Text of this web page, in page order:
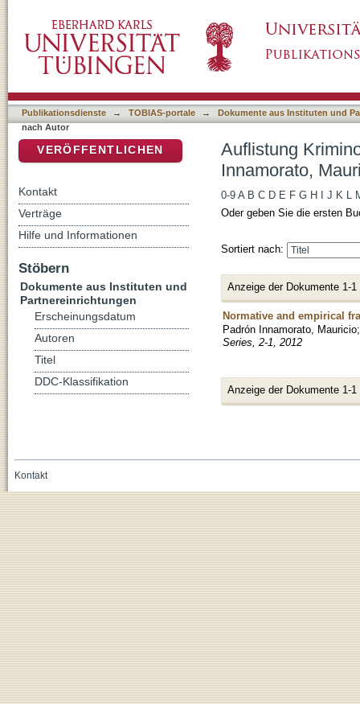
Publikationsdienste → TOBIAS-portale →
Dokumente aus Instituten und
nach Autor
Auflistung
Innamorato,
0-9 A B C D E F G H J K L
Oder geben Sie die ersten
Sortiert nach:
Anzeige der Dokumente 1-1
Normative and empirical
Padrón Innamorato, Mauricio
Series, 2-1, 2012
Anzeige der Dokumente 1-1
VERÖFFENTLICHEN
Kontakt
Verträge
Hilfe und Informationen
Stöbern
Dokumente aus Instituten und
Partnereinrichtungen
Erscheinungsdatum
Autoren
Titel
DDC-Klassifikation
Kontakt